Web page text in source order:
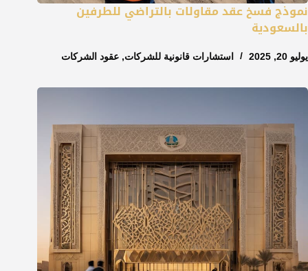
نموذج فسخ عقد مقاولات بالتراضي للطرفين
بالسعودية
يوليو 20, 2025 استشارات قانونية للشركات, عقود الشركات